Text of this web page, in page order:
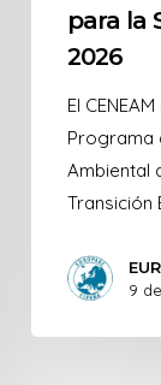
para la
2026
El
Programa
Ambiental
Transición
9